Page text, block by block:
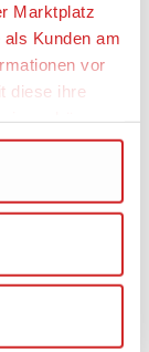
Marktplatz
Kunden am
vor
diese ihre
weitere
ein Teil
übertragen.